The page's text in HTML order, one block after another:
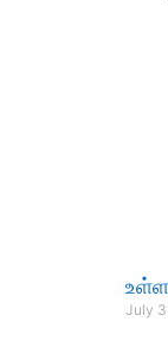
July